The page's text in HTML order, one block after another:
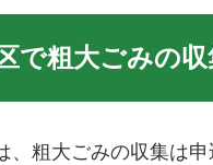
で粗大ごみの
、粗大ごみの収集は